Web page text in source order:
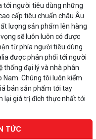
tới người tiêu dùng những
cấp tiêu chuẩn châu Âu
lượng sản phẩm lên hàng
sẽ luôn luôn có được
từ phía người tiêu dùng
được phân phối tới người
thống đại lý và nhà phân
Nam. Chúng tôi luôn kiểm
bán sản phẩm tới tay
lại giá trị đích thực nhất tới
TỨC